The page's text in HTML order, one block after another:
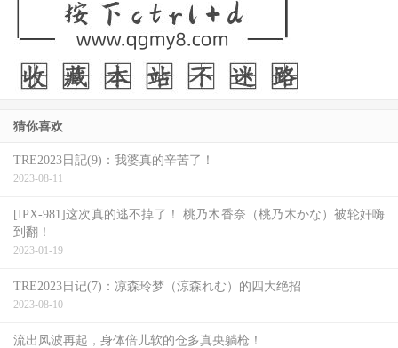
猜你喜欢
TRE2023日記(9)：我婆真的辛苦了！
2023-08-11
[IPX-981]这次真的逃不掉了！ 桃乃木香奈（桃乃木かな）被轮奸嗨
到翻！
2023-01-19
TRE2023日记(7)：凉森玲梦（涼森れむ）的四大绝招
2023-08-10
流出风波再起，身体倍儿软的仓多真央躺枪！